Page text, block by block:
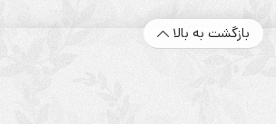
بازگشت به بالا